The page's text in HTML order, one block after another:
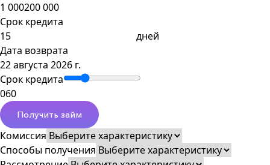
1 000200 000
Срок кредита
дней
Дата возврата
22 августа 2026 г.
Срок кредита
060
Получить займ
Комиссия
Способы получения